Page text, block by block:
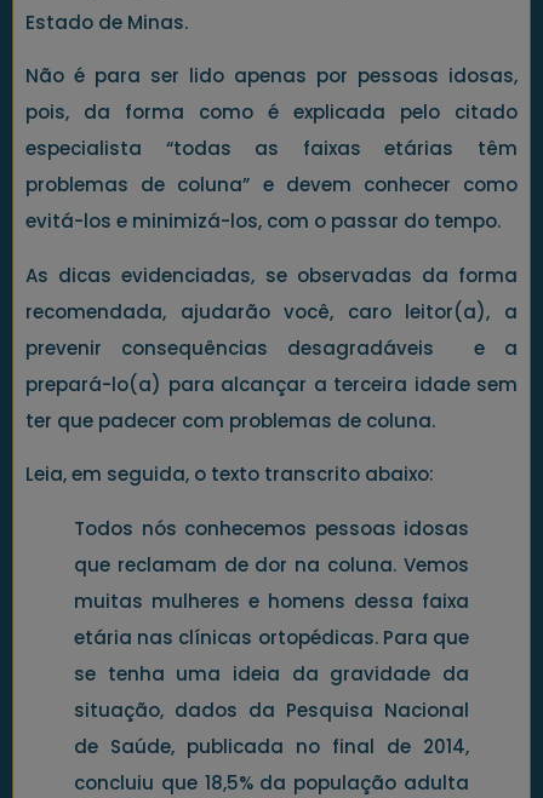
Estado de Minas.
Não é para ser lido apenas por pessoas idosas,
pois, da forma como é explicada pelo citado
especialista “todas as faixas etárias têm
problemas de coluna” e devem conhecer como
evitá-los e minimizá-los, com o passar do tempo.
As dicas evidenciadas, se observadas da forma
recomendada, ajudarão você, caro leitor(a), a
prevenir consequências desagradáveis e a
prepará-lo(a) para alcançar a terceira idade sem
ter que padecer com problemas de coluna.
Leia, em seguida, o texto transcrito abaixo:
Todos nós conhecemos pessoas idosas
que reclamam de dor na coluna. Vemos
muitas mulheres e homens dessa faixa
etária nas clínicas ortopédicas. Para que
se tenha uma ideia da gravidade da
situação, dados da Pesquisa Nacional
de Saúde, publicada no final de 2014,
concluiu que 18,5% da população adulta